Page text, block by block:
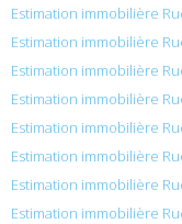
Estimation immobilière
Estimation immobilière
Estimation immobilière
Estimation immobilière
Estimation immobilière
Estimation immobilière
Estimation immobilière
Estimation immobilière